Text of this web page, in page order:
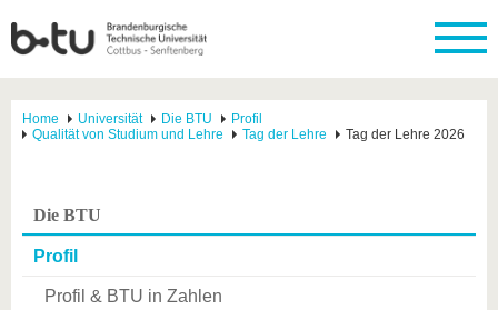
Home Universität Die BTU
Profil
Qualität von Studium und Lehre
Tag der Lehre Tag der Lehre 2026
Die BTU
Profil
Profil & BTU in Zahlen